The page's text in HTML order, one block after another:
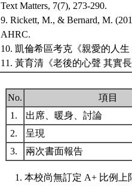
Text Matters, 7(7), 273-290.
9. Rickett, M., & Bernard, M.
AHRC.
10. 凱倫希區考克《親愛的人
11. 黃育清《老後的心聲 其實
No. 項目
1.
出席、暖身、討論
2.
呈現
3.
兩次書面報告
本校尚無訂定 A+ 比例上